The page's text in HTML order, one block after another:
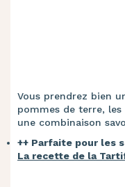
Vous prendrez bien
pommes de terre,
une combinaison
++ Parfaite pour les
La recette de la